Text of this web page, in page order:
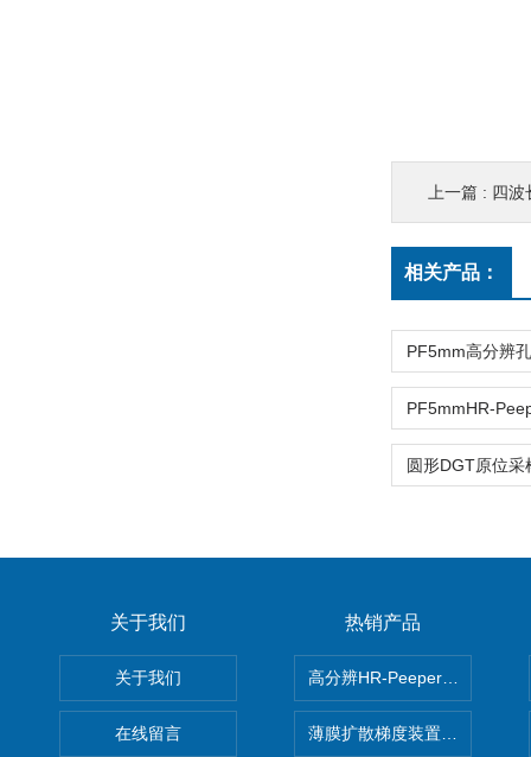
上一篇 : 四波
相关产品：
关于我们
关于我们
在线留言
热销产品
高分辨HR-Peeper采样器孔隙
薄膜扩散梯度装置 Agl DGT